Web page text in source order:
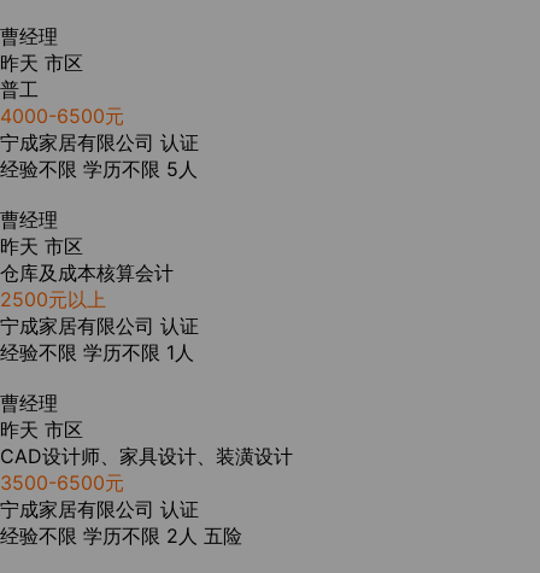
曹经理
昨天 市区
普工
4000-6500元
宁成家居有限公司 认证
经验不限 学历不限 5人
曹经理
昨天 市区
仓库及成本核算会计
2500元以上
宁成家居有限公司 认证
经验不限 学历不限 1人
曹经理
昨天 市区
CAD设计师、家具设计、装潢设计
3500-6500元
宁成家居有限公司 认证
经验不限 学历不限 2人 五险